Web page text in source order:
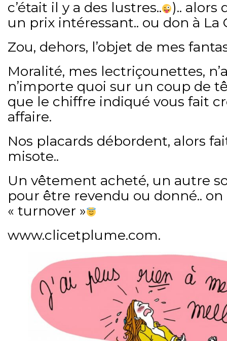
c’était il y a des lustres..
).. alors
un prix intéressant.. ou don à La
Zou, dehors, l’objet de mes
Moralité, mes lectriçounettes,
n’importe quoi sur un coup de
que le chiffre indiqué vous fait
affaire.
Nos placards débordent, alors
misote..
Un vêtement acheté, un autre
pour être revendu ou donné..
« turnover »
www.clicetplume.com.